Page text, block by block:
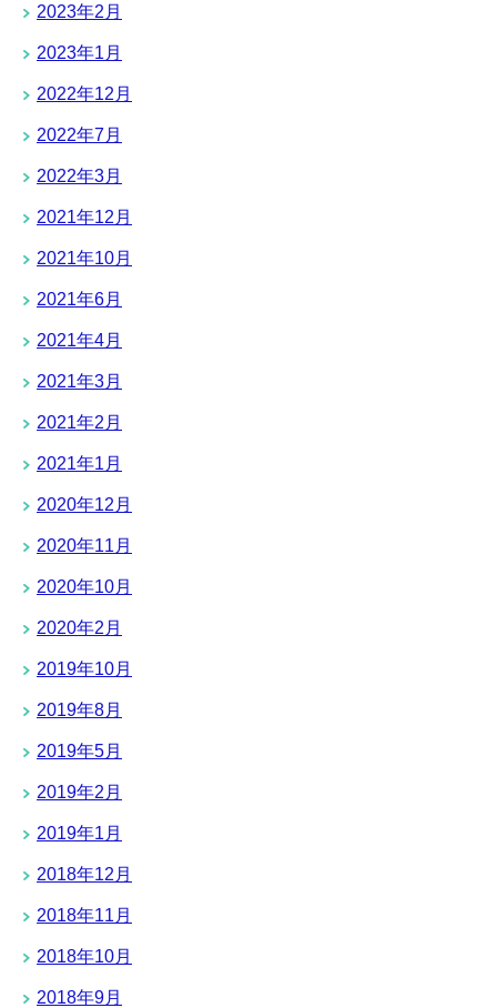
2023年2月
2023年1月
2022年12月
2022年7月
2022年3月
2021年12月
2021年10月
2021年6月
2021年4月
2021年3月
2021年2月
2021年1月
2020年12月
2020年11月
2020年10月
2020年2月
2019年10月
2019年8月
2019年5月
2019年2月
2019年1月
2018年12月
2018年11月
2018年10月
2018年9月